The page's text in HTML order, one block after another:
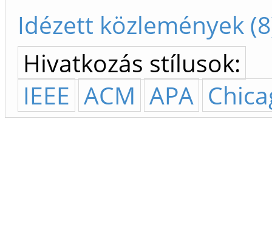
Idézett közlemények
Hivatkozás stílusok:
IEEE ACM APA